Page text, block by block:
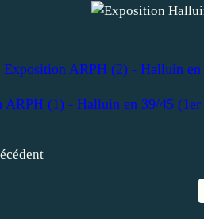
Exposition ARPH (2) - Halluin
ARPH (1) - Halluin en 39/45 (1er